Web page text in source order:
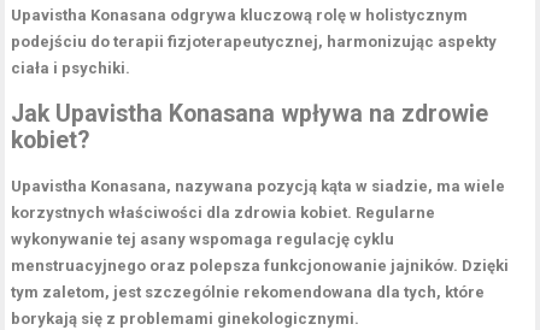
Upavistha Konasana odgrywa kluczową rolę w holistycznym
podejściu do terapii fizjoterapeutycznej, harmonizując aspekty
ciała i psychiki.
Jak Upavistha Konasana wpływa na zdrowie
kobiet?
Upavistha Konasana, nazywana pozycją kąta w siadzie, ma wiele
korzystnych właściwości dla zdrowia kobiet. Regularne
wykonywanie tej asany wspomaga regulację cyklu
menstruacyjnego oraz polepsza funkcjonowanie jajników. Dzięki
tym zaletom, jest szczególnie rekomendowana dla tych, które
borykają się z problemami ginekologicznymi.